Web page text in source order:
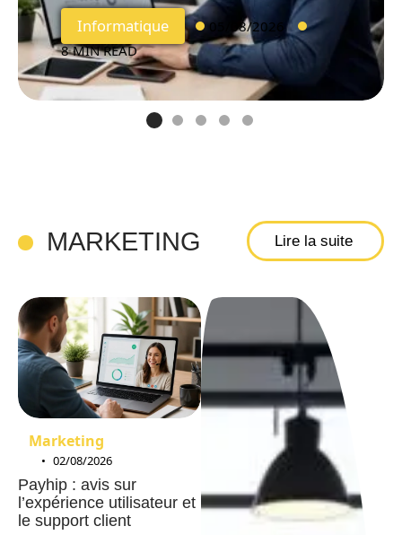
Informatique
05/08/2026
8 MIN READ
MARKETING Lire la suite
Marketing
02/08/2026
Payhip : avis sur
l’expérience utilisateur et
le support client